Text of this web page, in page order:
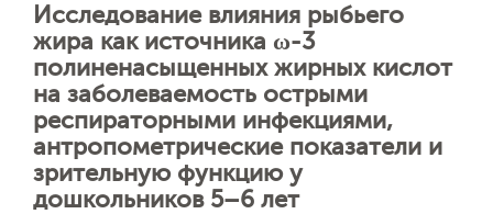
Исследование влияния рыбьего
жира как источника ω-3
полиненасыщенных жирных кислот
на заболеваемость острыми
респираторными инфекциями,
антропометрические показатели и
зрительную функцию у
дошкольников 5–6 лет